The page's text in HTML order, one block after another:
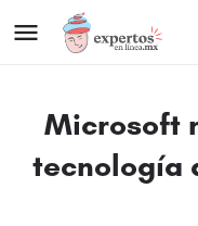
Microsoft
tecnología